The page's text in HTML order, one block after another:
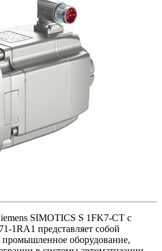
SIMOTICS S 1FK7-CT с
1RA1 представляет собой
промышленное оборудование,